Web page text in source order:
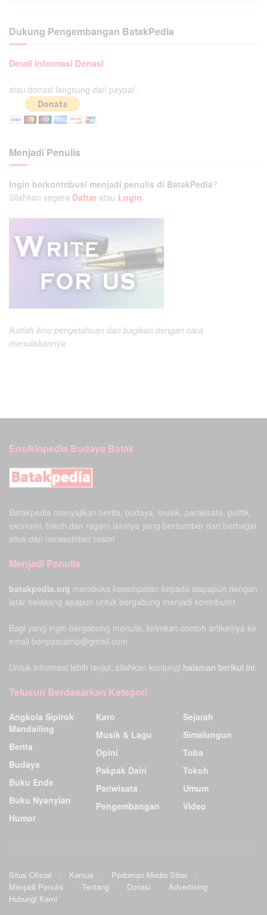
Dukung Pengembangan BatakPedia
Detail Informasi Donasi
atau donasi langsung dari paypal :
Menjadi Penulis
Ingin berkontribusi menjadi penulis di BatakPedia?
Silahkan segera Daftar atau Login
Ikatlah ilmu pengetahuan dan bagikan dengan cara
menuliskannya
Ensiklopedia Budaya Batak
Batakpedia menyajikan berita, budaya, musik, pariwisata, politik,
ekonomi, tokoh,dan ragam lainnya yang bersumber dari berbagai
situs dan narasumber resmi
Menjadi Penulis
batakpedia.org membuka kesempatan kepada siapapun dengan
latar belakang apapun untuk bergabung menjadi kontributor.
Bagi yang ingin bergabung menulis, kirimkan contoh artikelnya ke
email bonpascamp@gmail.com
Untuk informasi lebih lanjut, silahkan kunjungi halaman berikut ini.
Telusuri Berdasarkan Kategori
Angkola Sipirok
Mandailing
Berita
Budaya
Buku Ende
Buku Nyanyian
Humor
Karo
Musik & Lagu
Opini
Pakpak Dairi
Pariwisata
Pengembangan
Sejarah
Simalungun
Toba
Tokoh
Umum
Video
Situs Ofisial Kamus
Pedoman Media Siber
Menjadi Penulis
Tentang Donasi
Advertising
Hubungi Kami